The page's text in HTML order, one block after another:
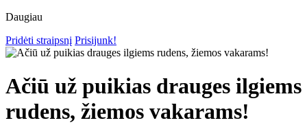
Daugiau
Pridėti straipsnį Prisijunk!
Ačiū už puikias drauges ilgiems
rudens, žiemos vakarams!